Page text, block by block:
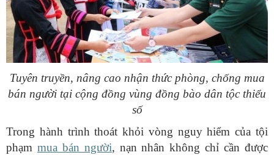
Tuyên truyền, nâng cao nhận thức phòng, chống mua
bán người tại cộng đồng vùng đồng bào dân tộc thiểu
số
Trong hành trình thoát khỏi vòng nguy hiểm của tội
phạm mua bán người, nạn nhân không chỉ cần được